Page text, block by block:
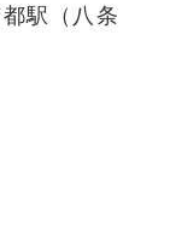
駅（八条